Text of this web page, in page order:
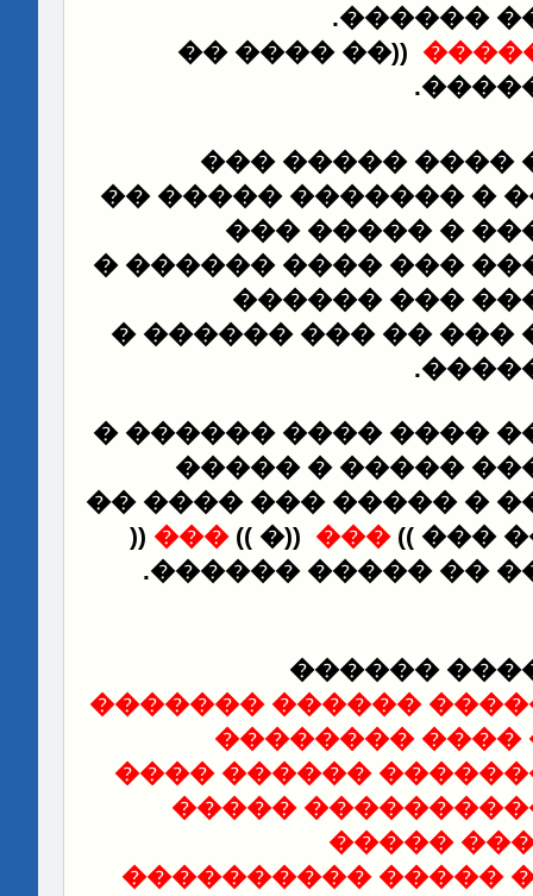
��� ����
.
))
�� ���� ��
����
.
���� ��� ���
����� ������ �
��� ������ �
������ �� ���� ���
����
������
������ � ��� ��� ��
����
.
���� ���� ������ �
���� ���� ����
������ ��� �� �
��
((
���
))
�
((
���
))
��� ���� ���� ��
.
��� ����
������ �������
���� ������
��������� �������
�������������
�����������